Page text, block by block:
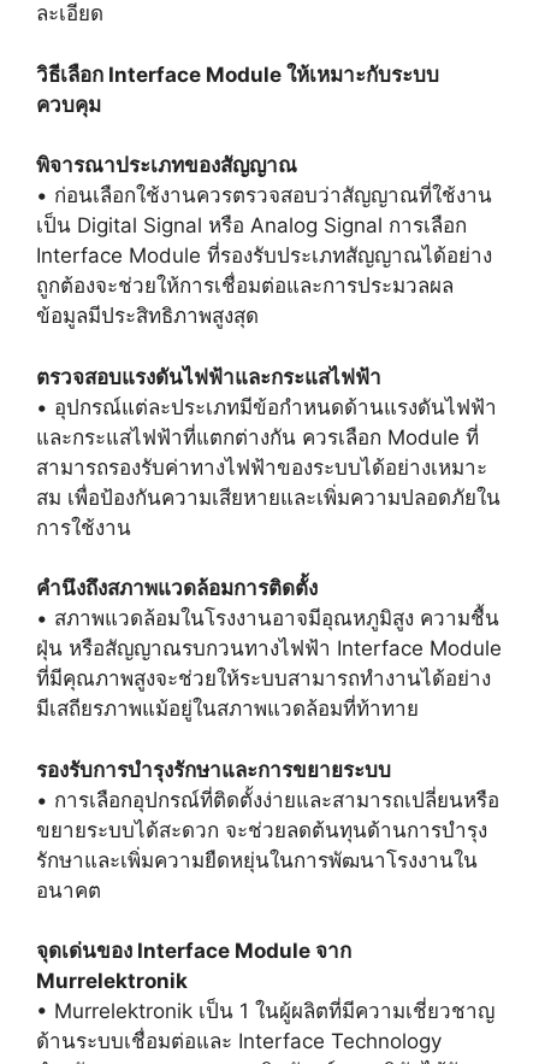
ละเอียด
วิธีเลือก Interface Module ให้เหมาะกับระบบ
ควบคุม
พิจารณาประเภทของสัญญาณ
• ก่อนเลือกใช้งานควรตรวจสอบว่าสัญญาณที่ใช้งาน
เป็น Digital Signal หรือ Analog Signal การเลือก
Interface Module ที่รองรับประเภทสัญญาณได้อย่าง
ถูกต้องจะช่วยให้การเชื่อมต่อและการประมวลผล
ข้อมูลมีประสิทธิภาพสูงสุด
ตรวจสอบแรงดันไฟฟ้าและกระแสไฟฟ้า
• อุปกรณ์แต่ละประเภทมีข้อกำหนดด้านแรงดันไฟฟ้า
และกระแสไฟฟ้าที่แตกต่างกัน ควรเลือก Module ที่
สามารถรองรับค่าทางไฟฟ้าของระบบได้อย่างเหมาะ
สม เพื่อป้องกันความเสียหายและเพิ่มความปลอดภัยใน
การใช้งาน
คำนึงถึงสภาพแวดล้อมการติดตั้ง
• สภาพแวดล้อมในโรงงานอาจมีอุณหภูมิสูง ความชื้น
ฝุ่น หรือสัญญาณรบกวนทางไฟฟ้า Interface Module
ที่มีคุณภาพสูงจะช่วยให้ระบบสามารถทำงานได้อย่าง
มีเสถียรภาพแม้อยู่ในสภาพแวดล้อมที่ท้าทาย
รองรับการบำรุงรักษาและการขยายระบบ
• การเลือกอุปกรณ์ที่ติดตั้งง่ายและสามารถเปลี่ยนหรือ
ขยายระบบได้สะดวก จะช่วยลดต้นทุนด้านการบำรุง
รักษาและเพิ่มความยืดหยุ่นในการพัฒนาโรงงานใน
อนาคต
จุดเด่นของ Interface Module จาก
Murrelektronik
• Murrelektronik เป็น 1 ในผู้ผลิตที่มีความเชี่ยวชาญ
ด้านระบบเชื่อมต่อและ Interface Technology